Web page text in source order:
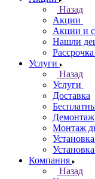
Назад
Акции
Акции и
Нашли
Услуги
Назад
Услуги
Доставка
Демонтаж
Монтаж
Компания
Назад